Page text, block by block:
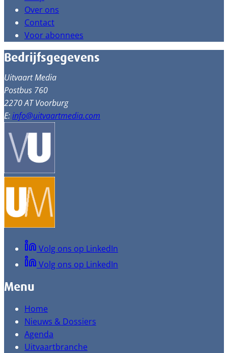
Over ons
Contact
Voor abonnees
Bedrijfsgegevens
Uitvaart Media
Postbus 760
2270 AT Voorburg
E:info@uitvaartmedia.com
Volg ons op LinkedIn
Volg ons op LinkedIn
Menu
Home
Nieuws & Dossiers
Agenda
Uitvaartbranche